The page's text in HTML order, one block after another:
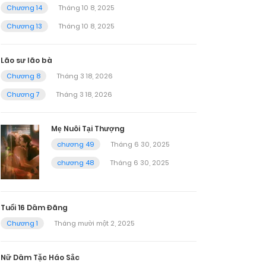
Chương 14
Tháng 10 8, 2025
Chương 13
Tháng 10 8, 2025
Lão sư lão bà
Chương 8
Tháng 3 18, 2026
Chương 7
Tháng 3 18, 2026
Mẹ Nuôi Tại Thượng
chương 49
Tháng 6 30, 2025
chương 48
Tháng 6 30, 2025
Tuổi 16 Dâm Đãng
Chương 1 Tháng mười một 2, 2025
Nữ Dâm Tặc Háo Sắc